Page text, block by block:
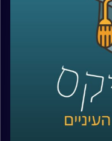
העולמי.
השפעה